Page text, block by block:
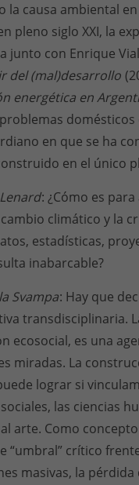
la causa ambiental
pleno siglo XXI, la
junto con Enrique
del (mal)desarrollo
energética en
en que se ha
en el único
: ¿Cómo es
climático y la
estadísticas,
inabarcable?
Svampa: Hay que
transdisciplinaria.
ecosocial, es una
miradas. La
lograr si
las ciencias
arte. Como
“umbral” crítico
masivas, la